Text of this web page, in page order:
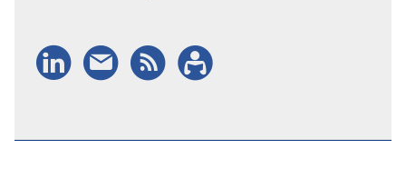
LinkedIn
Nieuwsbrief
RSSAbonneren